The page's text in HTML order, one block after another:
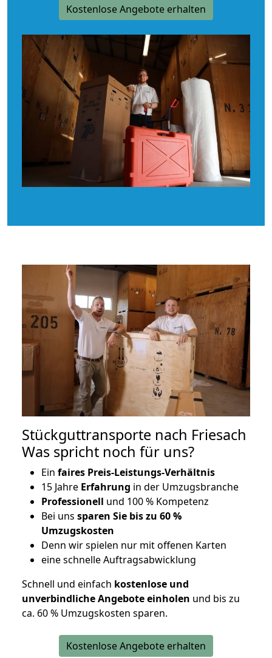
Kostenlose Angebote erhalten
Stückguttransporte nach Friesach
Was spricht noch für uns?
Ein faires Preis-Leistungs-Verhältnis
15 Jahre Erfahrung in der Umzugsbranche
Professionell und 100 % Kompetenz
Bei uns sparen Sie bis zu 60 %
Umzugskosten
Denn wir spielen nur mit offenen Karten
eine schnelle Auftragsabwicklung
Schnell und einfach kostenlose und
unverbindliche Angebote einholen und bis zu
ca. 60 % Umzugskosten sparen.
Kostenlose Angebote erhalten